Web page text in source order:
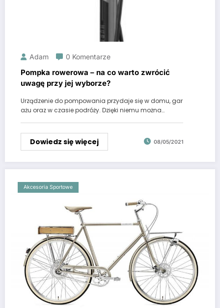
Adam 0 Komentarze
Pompka rowerowa – na co warto zwrócić
uwagę przy jej wyborze?
Urządzenie do pompowania przydaje się w domu, gar
ażu oraz w czasie podróży. Dzięki niemu można…
Dowiedz się więcej 08/05/2021
Akcesoria Sportowe